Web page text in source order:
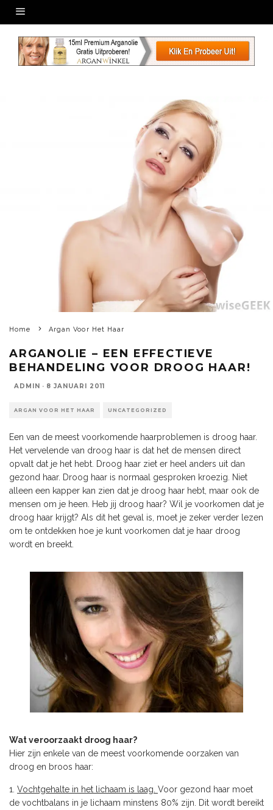
Home Argan Voor Het Haar
ARGANOLIE – EEN EFFECTIEVE
BEHANDELING VOOR DROOG HAAR!
ADMIN · 8 JANUARI 2011
ARGAN VOOR HET HAAR UNCATEGORIZED
Een van de meest voorkomende haarproblemen is droog haar.
Het vervelende van droog haar is dat het de mensen direct
opvalt dat je het hebt. Droog haar ziet er heel anders uit dan
gezond haar. Droog haar is normaal gesproken kroezig. Niet
alleen een kapper kan zien dat je droog haar hebt, maar ook de
mensen om je heen. Heb jij droog haar? Wil je voorkomen dat je
droog haar krijgt? Als dit het geval is, moet je zeker verder lezen
om te ontdekken hoe je kunt voorkomen dat je haar droog
wordt en breekt.
Wat veroorzaakt droog haar?
Hier zijn enkele van de meest voorkomende oorzaken van
droog en broos haar:
Vochtgehalte in het lichaam is laag. Voor gezond haar moet
de vochtbalans in je lichaam minstens 80% zijn. Dit wordt bereikt